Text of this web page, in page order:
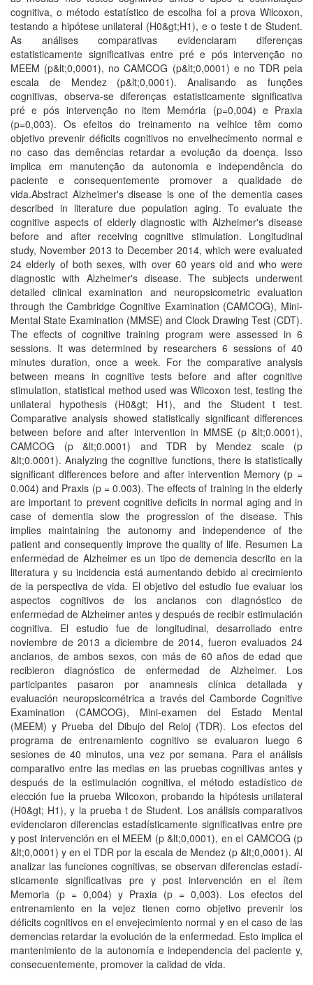
cognitiva, o método estatí­stico de escolha foi a prova Wilcoxon,
testando a hipótese unilateral (H0&gt;H1), e o teste t de Student.
As análises comparativas evidenciaram diferenças
estatisticamente significativas entre pré e pós intervenção no
MEEM (p&lt;0,0001), no CAMCOG (p&lt;0,0001) e no TDR pela
escala de Mendez (p&lt;0,0001). Analisando as funções
cognitivas, observa-se diferenças estatisticamente significativa
pré e pós intervenção no item Memória (p=0,004) e Praxia
(p=0,003). Os efeitos do treinamento na velhice têm como
objetivo prevenir déficits cognitivos no envelhecimento normal e
no caso das demências retardar a evolução da doença. Isso
implica em manutenção da autonomia e independência do
paciente e consequentemente promover a qualidade de
vida.Abstract Alzheimer's disease is one of the dementia cases
described in literature due population aging. To evaluate the
cognitive aspects of elderly diagnostic with Alzheimer's disease
before and after receiving cognitive stimulation. Longitudinal
study, November 2013 to December 2014, which were evaluated
24 elderly of both sexes, with over 60 years old and who were
diagnostic with Alzheimer's disease. The subjects underwent
detailed clinical examination and neuropsicometric evaluation
through the Cambridge Cognitive Examination (CAMCOG), Mini-
Mental State Examination (MMSE) and Clock Drawing Test (CDT).
The effects of cognitive training program were assessed in 6
sessions. It was determined by researchers 6 sessions of 40
minutes duration, once a week. For the comparative analysis
between means in cognitive tests before and after cognitive
stimulation, statistical method used was Wilcoxon test, testing the
unilateral hypothesis (H0&gt; H1), and the Student t test.
Comparative analysis showed statistically significant differences
between before and after intervention in MMSE (p &lt;0.0001),
CAMCOG (p &lt;0.0001) and TDR by Mendez scale (p
&lt;0.0001). Analyzing the cognitive functions, there is statistically
significant differences before and after intervention Memory (p =
0.004) and Praxis (p = 0.003). The effects of training in the elderly
are important to prevent cognitive deficits in normal aging and in
case of dementia slow the progression of the disease. This
implies maintaining the autonomy and independence of the
patient and consequently improve the quality of life. Resumen La
enfermedad de Alzheimer es un tipo de demencia descrito en la
literatura y su incidencia está aumentando debido al crecimiento
de la perspectiva de vida. El objetivo del estudio fue evaluar los
aspectos cognitivos de los ancianos con diagnóstico de
enfermedad de Alzheimer antes y después de recibir estimulación
cognitiva. El estudio fue de longitudinal, desarrollado entre
noviembre de 2013 a diciembre de 2014, fueron evaluados 24
ancianos, de ambos sexos, con más de 60 años de edad que
recibieron diagnóstico de enfermedad de Alzheimer. Los
participantes pasaron por anamnesis clí­nica detallada y
evaluación neuropsicométrica a través del Camborde Cognitive
Examination (CAMCOG), Mini-examen del Estado Mental
(MEEM) y Prueba del Dibujo del Reloj (TDR). Los efectos del
programa de entrenamiento cognitivo se evaluaron luego 6
sesiones de 40 minutos, una vez por semana. Para el análisis
comparativo entre las medias en las pruebas cognitivas antes y
después de la estimulación cognitiva, el método estadí­stico de
elección fue la prueba Wilcoxon, probando la hipótesis unilateral
(H0&gt; H1), y la prueba t de Student. Los análisis comparativos
evidenciaron diferencias estadí­sticamente significativas entre pre
y post intervención en el MEEM (p &lt;0,0001), en el CAMCOG (p
&lt;0,0001) y en el TDR por la escala de Mendez (p &lt;0,0001). Al
analizar las funciones cognitivas, se observan diferencias estadí­
sticamente significativas pre y post intervención en el í­tem
Memoria (p = 0,004) y Praxia (p = 0,003). Los efectos del
entrenamiento en la vejez tienen como objetivo prevenir los
déficits cognitivos en el envejecimiento normal y en el caso de las
demencias retardar la evolución de la enfermedad. Esto implica el
mantenimiento de la autonomí­a e independencia del paciente y,
consecuentemente, promover la calidad de vida.